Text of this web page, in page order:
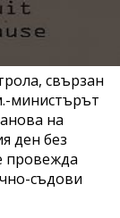
свързан
министърът
на
ден без
провежда
съдови